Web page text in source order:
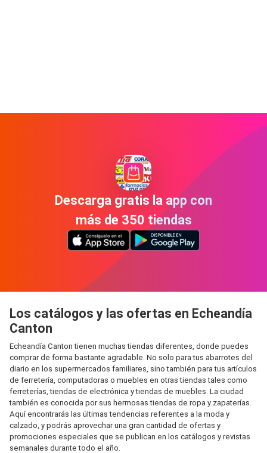
Descarga gratis la app con
más de 350 tiendas
Los catálogos y las ofertas en Echeandía
Canton
Echeandía Canton tienen muchas tiendas diferentes, donde puedes
comprar de forma bastante agradable. No solo para tus abarrotes del
diario en los supermercados familiares, sino también para tus artículos
de ferretería, computadoras o muebles en otras tiendas tales como
ferreterías, tiendas de electrónica y tiendas de muebles. La ciudad
también es conocida por sus hermosas tiendas de ropa y zapaterías.
Aquí encontrarás las últimas tendencias referentes a la moda y
calzado, y podrás aprovechar una gran cantidad de ofertas y
promociones especiales que se publican en los catálogos y revistas
semanales durante todo el año.